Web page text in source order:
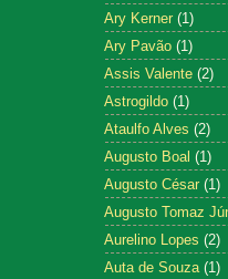
Ary Kerner (1)
Ary Pavão (1)
Assis Valente (2)
Astrogildo (1)
Ataulfo Alves (2)
Augusto Boal (1)
Augusto César (1)
Augusto Tomaz
Aurelino Lopes (2)
Auta de Souza (1)